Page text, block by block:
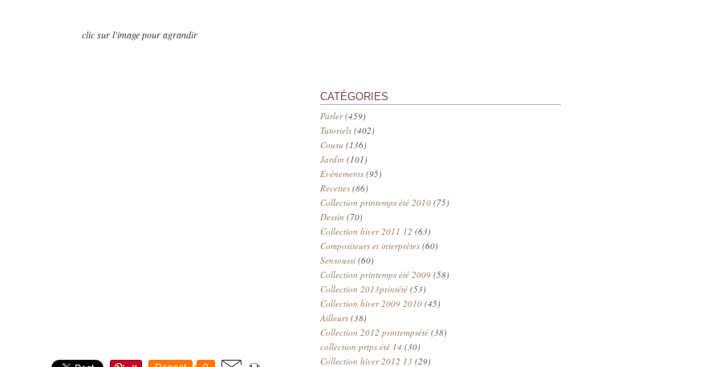
clic sur l'image pour agrandir
CATÉGORIES
Parler(459)
Tutoriels (402)
Cousu (136)
Jardin (101)
Evènements (95)
Recettes (86)
Collection printemps été 2010 (75)
Dessin (70)
Collection hiver 2011 12 (63)
Compositeurs et interprètes (60)
Sensoussi (60)
Collection printemps été 2009 (58)
Collection 2013printété (53)
Collection hiver 2009 2010 (45)
Ailleurs (38)
Collection 2012 printempsété (38)
collection prtps été 14 (30)
Collection hiver 2012 13 (29)